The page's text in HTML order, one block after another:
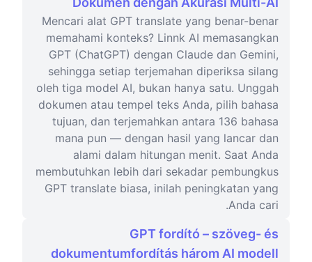
Mencari alat GPT translate yang benar-benar
memahami konteks? Linnk AI memasangkan
GPT (ChatGPT) dengan Claude dan Gemini,
sehingga setiap terjemahan diperiksa silang
oleh tiga model AI, bukan hanya satu. Unggah
dokumen atau tempel teks Anda, pilih bahasa
tujuan, dan terjemahkan antara 136 bahasa
mana pun — dengan hasil yang lancar dan
alami dalam hitungan menit. Saat Anda
membutuhkan lebih dari sekadar pembungkus
GPT translate biasa, inilah peningkatan yang
Anda cari.
GPT fordító – szöveg- és
dokumentumfordítás három AI modell